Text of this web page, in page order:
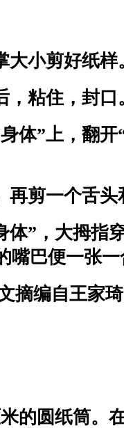
大小剪好纸样
，粘住，封口
体”上，翻
再剪一个舌
体”，大拇指
嘴巴便一张
文摘编自王家
的圆纸筒。